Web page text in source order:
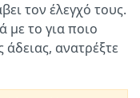
τον έλεγχό τους.
με το για ποιο
ανατρέξτε